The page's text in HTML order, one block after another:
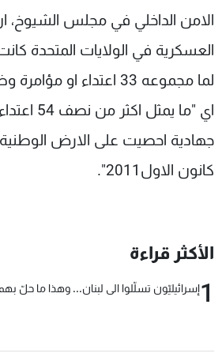
الامن الداخلي في مجلس الشيوخ،
العسكرية في الولايات المتحدة
لما مجموعه 33 اعتداء او
اي "ما يمثل
كانون الاول2011".
الأكثر قراءة
1إسرائيليّون تسلّلوا الى لبنان... وهذا ما حلّ بهم